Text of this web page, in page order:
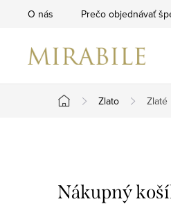
O nás Prečo objednávať
Domov
Zlato Zlaté
o
Nákupný